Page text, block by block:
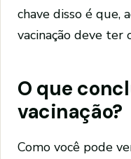
chave disso é que,
vacinação deve ter
O que
vacinação?
Como você pode